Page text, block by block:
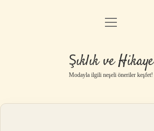
Gizlilik Politikası
Yasal Uyarı
menüyü
Şıklık ve Hikaye
Modayla ilgili neşeli öneriler keşfet!